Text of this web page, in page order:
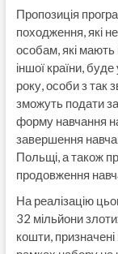
Пропозиція
походження, які
особам, які
іншої країни,
року, особи з так
зможуть подати
форму навчання
завершення
Польщі, а також
продовження
На реалізацію
32 мільйони
кошти,